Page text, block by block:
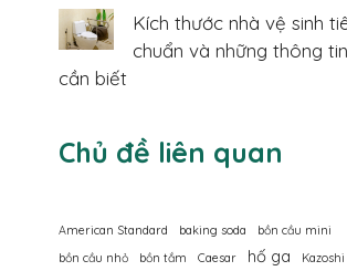
Kích thước nhà vệ sinh
chuẩn và những thông
cần biết
Chủ đề liên quan
American Standard baking soda
bồn cầu mini
bồn cầu nhỏ
bồn tắm Caesar hố ga Kazoshi